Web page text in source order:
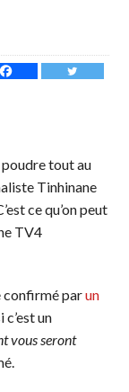
poudre tout au
Tinhinane
ce qu’on peut
TV4
confirmé parun
c’est un
vous seront